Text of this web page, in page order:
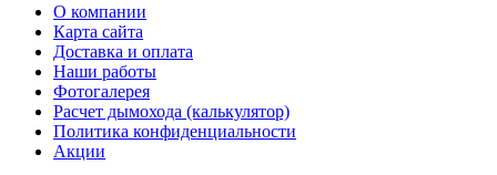
О компании
Карта сайта
Доставка и оплата
Наши работы
Фотогалерея
Расчет дымохода (калькулятор)
Политика конфиденциальности
Акции